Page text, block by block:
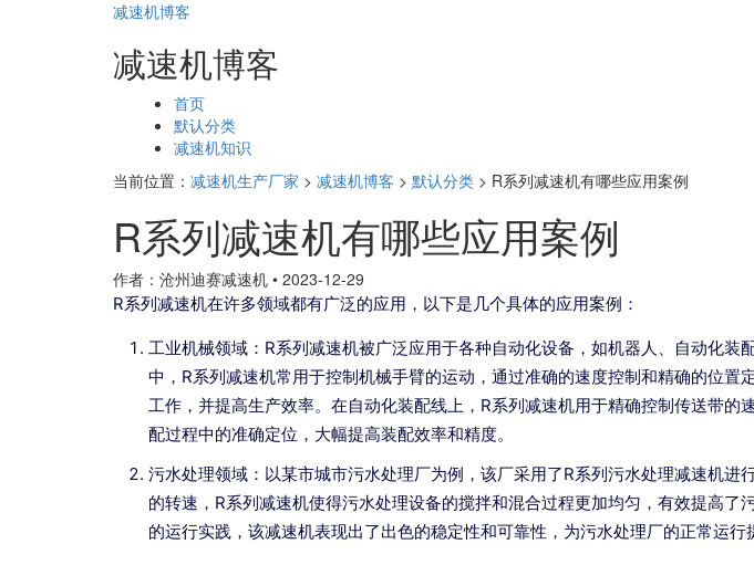
减速机博客
减速机博客
航
首页
默认分类
减速机知识
当前位置： 减速机生产厂家 > 减速机博客 > 默认分类 > R系列减速机有哪些应用案例
R系列减速机有哪些应用案例
作者：沧州迪赛减速机 • 2023-12-29
R系列减速机在许多领域都有广泛的应用，以下是几个具体的应用案例：
工业机械领域：R系列减速机被广泛应用于各种自动化设备，如机器人、自动化装
中，R系列减速机常用于控制机械手臂的运动，通过准确的速度控制和精确的位置
工作，并提高生产效率。在自动化装配线上，R系列减速机用于精确控制传送带的
配过程中的准确定位，大幅提高装配效率和精度。
污水处理领域：以某市城市污水处理厂为例，该厂采用了R系列污水处理减速机进
的转速，R系列减速机使得污水处理设备的搅拌和混合过程更加均匀，有效提高了
的运行实践，该减速机表现出了出色的稳定性和可靠性，为污水处理厂的正常运行